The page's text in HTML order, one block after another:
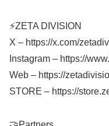
⚡ZETA DIVISION
X – https://x.com/
Instagram – https://
Web – https://
STORE – https://